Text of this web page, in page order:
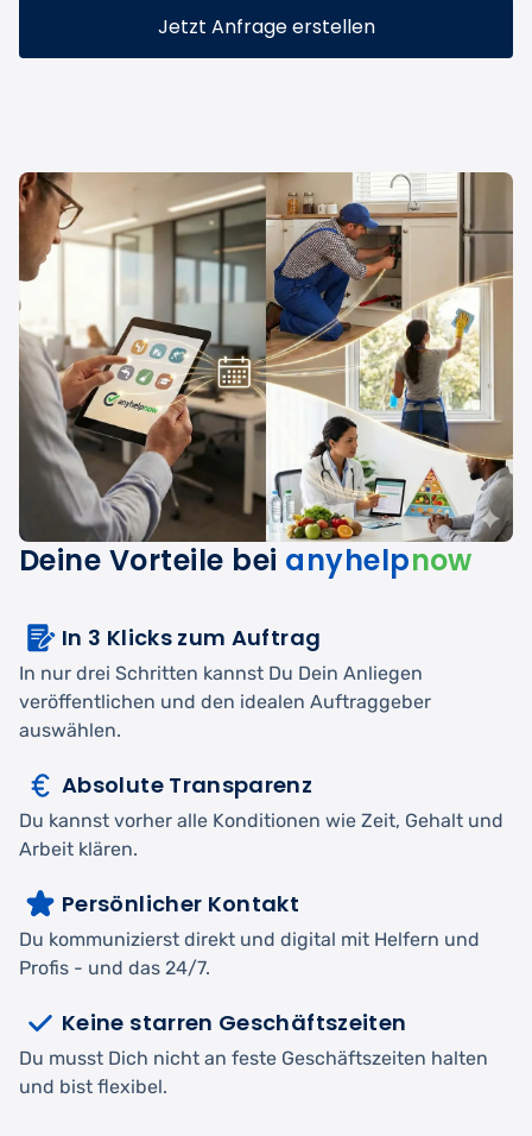
Jetzt Anfrage erstellen
Deine Vorteile bei anyhelpnow
In 3 Klicks zum Auftrag
In nur drei Schritten kannst Du Dein Anliegen
veröffentlichen und den idealen Auftraggeber
auswählen.
Absolute Transparenz
Du kannst vorher alle Konditionen wie Zeit, Gehalt und
Arbeit klären.
Persönlicher Kontakt
Du kommunizierst direkt und digital mit Helfern und
Profis - und das 24/7.
Keine starren Geschäftszeiten
Du musst Dich nicht an feste Geschäftszeiten halten
und bist flexibel.